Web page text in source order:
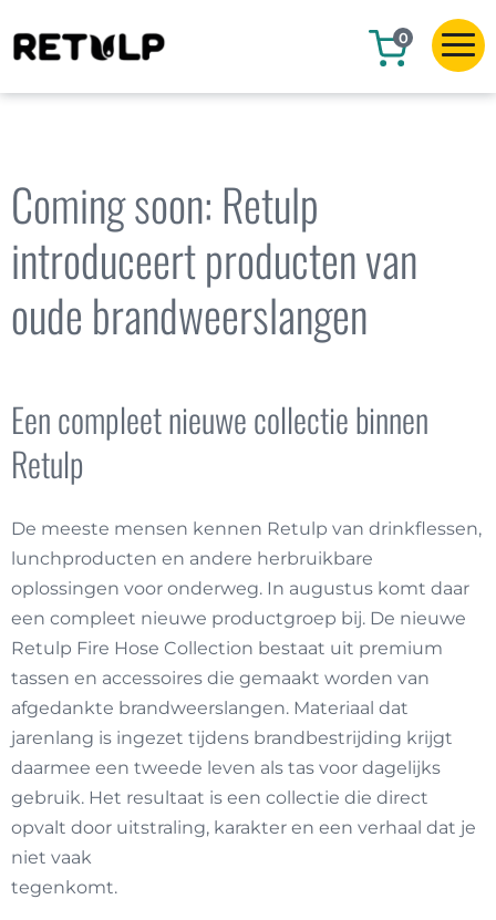
0
Coming soon: Retulp
introduceert producten van
oude brandweerslangen
Een compleet nieuwe collectie binnen
Retulp
De meeste mensen kennen Retulp van drinkflessen,
lunchproducten en andere herbruikbare
oplossingen voor onderweg. In augustus komt daar
een compleet nieuwe productgroep bij. De nieuwe
Retulp Fire Hose Collection bestaat uit premium
tassen en accessoires die gemaakt worden van
afgedankte brandweerslangen. Materiaal dat
jarenlang is ingezet tijdens brandbestrijding krijgt
daarmee een tweede leven als tas voor dagelijks
gebruik. Het resultaat is een collectie die direct
opvalt door uitstraling, karakter en een verhaal dat je
niet vaak
tegenkomt.